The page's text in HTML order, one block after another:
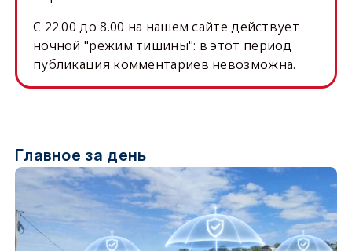
C 22.00 до 8.00 на нашем сайте действует
ночной "режим тишины": в этот период
публикация комментариев невозможна.
Главное за день